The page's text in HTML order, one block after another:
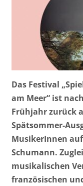
Das Festival
am Meer“ ist
Frühjahr zurück
Spätsommer-
MusikerInnen
Schumann.
musikalischen
französischen